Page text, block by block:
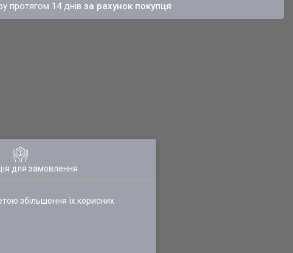
протягом 14 днівза рахунок покупця
для замовлення
збільшення їх корисних